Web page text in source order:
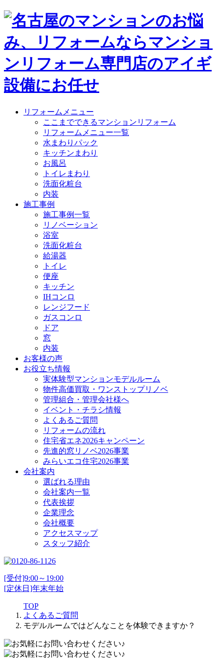
リフォームメニュー
ここまでできるマンションリフォーム
リフォームメニュー一覧
水まわりパック
キッチンまわり
お風呂
トイレまわり
洗面化粧台
内装
施工事例
施工事例一覧
リノベーション
浴室
洗面化粧台
給湯器
トイレ
便座
キッチン
IHコンロ
レンジフード
ガスコンロ
ドア
窓
内装
お客様の声
お役立ち情報
実体験型マンションモデルルーム
物件高価買取・ワンストップリノベ
管理組合・管理会社様へ
イベント・チラシ情報
よくあるご質問
リフォームの流れ
住宅省エネ2026キャンペーン
先進的窓リノベ2026事業
みらいエコ住宅2026事業
会社案内
選ばれる理由
会社案内一覧
代表挨拶
企業理念
会社概要
アクセスマップ
スタッフ紹介
[受付]9:00～19:00
[定休日]年末年始
TOP
よくあるご質問
モデルルームではどんなことを体験できますか？